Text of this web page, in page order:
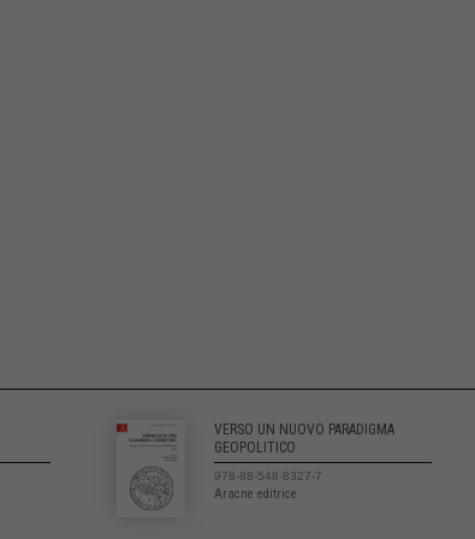
VERSO UN NUOVO PARADIGMA
GEOPOLITICO
978-88-548-8327-7
Aracne editrice